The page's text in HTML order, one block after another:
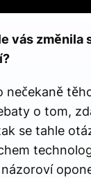
vás změnila
nečekaně
o tom,
se tahle